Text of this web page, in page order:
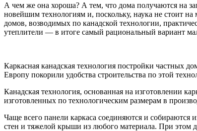
А чем же она хороша? А тем, что дома получаются на
новейшим технологиям и, поскольку, наука не стоит
домов, возводимых по канадской технологии,
утеплители — в итоге самый рациональный вариант
Каркасная канадская технология постройки частных
Европу покорили удобства строительства по этой
Канадская технология, основанная на изготовлении
изготовленных по технологическим размерам в
Чаще всего панели каркаса соединяются и
стен и тяжелой крыши из любого материала. При этом